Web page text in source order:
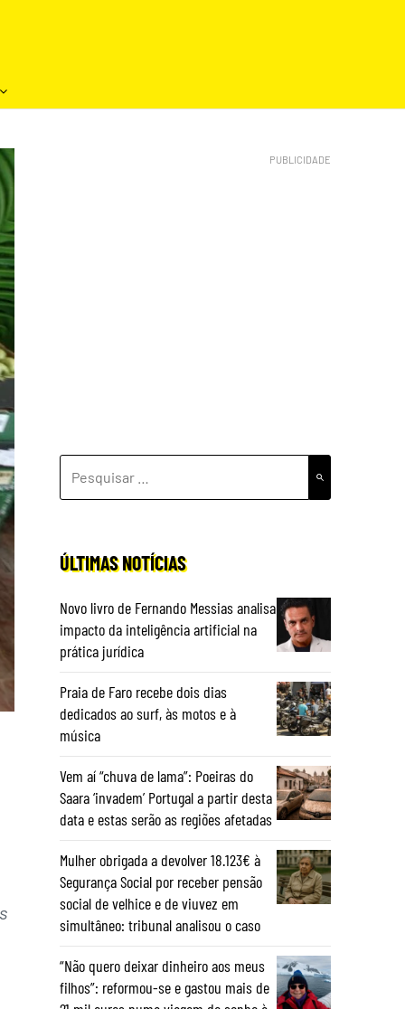
POR:
ÚLTIMAS NOTÍCIAS
Novo livro de Fernando Messias analisa
impacto da inteligência artificial na
prática jurídica
Praia de Faro recebe dois dias
dedicados ao surf, às motos e à
música
Vem aí “chuva de lama”: Poeiras do
Saara ‘invadem’ Portugal a partir desta
data e estas serão as regiões afetadas
Mulher obrigada a devolver 18.123€ à
Segurança Social por receber pensão
social de velhice e de viuvez em
simultâneo: tribunal analisou o caso
“Não quero deixar dinheiro aos meus
filhos”: reformou-se e gastou mais de